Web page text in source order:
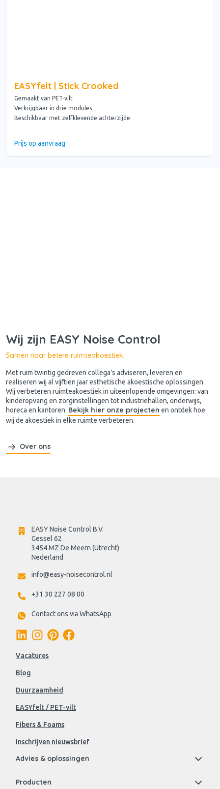
EASYfelt | Stick Crooked
Gemaakt van PET-vilt
Verkrijgbaar in drie modules
Beschikbaar met zelfklevende achterzijde
Prijs op aanvraag
Wij zijn EASY Noise Control
Samen naar betere ruimteakoestiek
Met ruim twintig gedreven collega’s adviseren, leveren en
realiseren wij al vijftien jaar esthetische akoestische oplossingen.
Wij verbeteren ruimteakoestiek in uiteenlopende omgevingen: van
kinderopvang en zorginstellingen tot industriehallen, onderwijs,
horeca en kantoren. Bekijk hier onze projecten en ontdek hoe
wij de akoestiek in elke ruimte verbeteren.
Over ons
EASY Noise Control B.V.
Gessel 62
3454 MZ De Meern (Utrecht)
Nederland
info@easy-noisecontrol.nl
+31 30 227 08 00
Contact ons via WhatsApp
Vacatures
Blog
Duurzaamheid
EASYfelt / PET-vilt
Fibers & Foams
Inschrijven nieuwsbrief
Advies & oplossingen
Producten